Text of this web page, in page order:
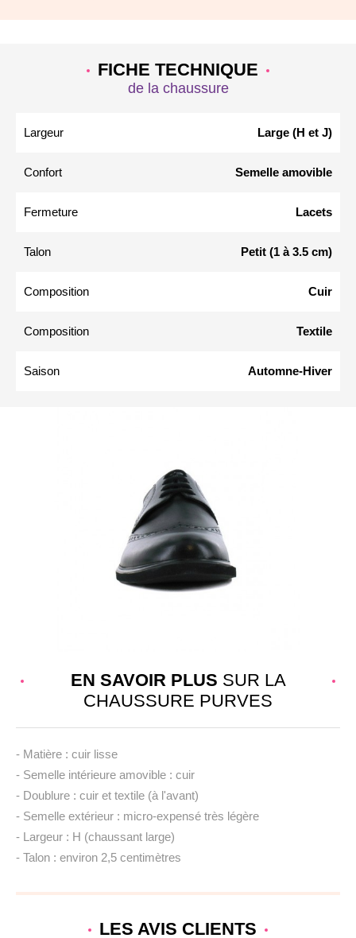
FICHE TECHNIQUE
de la chaussure
Largeur Large (H et J)
Confort Semelle amovible
Fermeture Lacets
Talon Petit (1 à 3.5 cm)
Composition Cuir
Composition Textile
Saison Automne-Hiver
EN SAVOIR PLUS SUR LA
CHAUSSURE PURVES
- Matière : cuir lisse
- Semelle intérieure amovible : cuir
- Doublure : cuir et textile (à l'avant)
- Semelle extérieur : micro-expensé très légère
- Largeur : H (chaussant large)
- Talon : environ 2,5 centimètres
LES AVIS CLIENTS